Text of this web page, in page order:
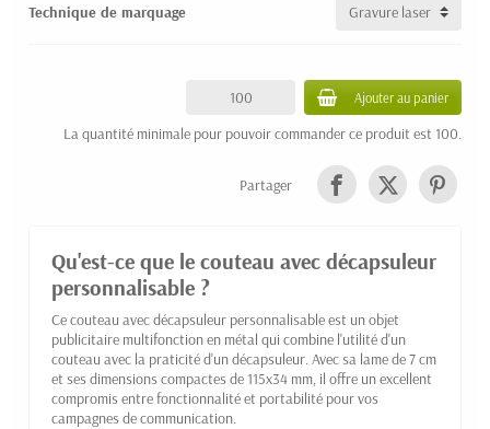
Technique de marquage
Ajouter au panier
La quantité minimale pour pouvoir commander ce produit est 100.
Partager
Qu'est-ce que le couteau avec décapsuleur
personnalisable ?
Ce couteau avec décapsuleur personnalisable est un objet
publicitaire multifonction en métal qui combine l'utilité d'un
couteau avec la praticité d'un décapsuleur. Avec sa lame de 7 cm
et ses dimensions compactes de 115x34 mm, il offre un excellent
compromis entre fonctionnalité et portabilité pour vos
campagnes de communication.